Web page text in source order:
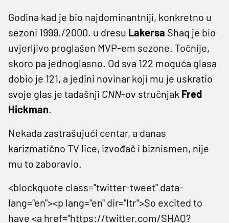
Godina kad je bio najdominantniji, konkretno u
sezoni 1999./2000. u dresu Lakersa Shaq je bio
uvjerljivo proglašen MVP-em sezone. Točnije,
skoro pa jednoglasno. Od sva 122 moguća glasa
dobio je 121, a jedini novinar koji mu je uskratio
svoje glas je tadašnji CNN-ov stručnjak Fred
Hickman.
Nekada zastrašujući centar, a danas
karizmatično TV lice, izvođač i biznismen, nije
mu to zaboravio.
<blockquote class="twitter-tweet" data-
lang="en"><p lang="en" dir="ltr">So excited to
have <a href="https://twitter.com/SHAQ?